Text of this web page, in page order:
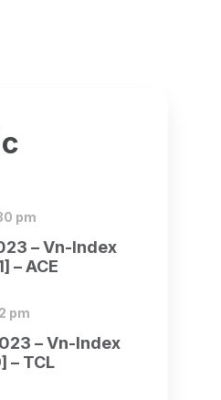
– Vn-Index
– ACE
pm
– Vn-Index
– TCL
pm